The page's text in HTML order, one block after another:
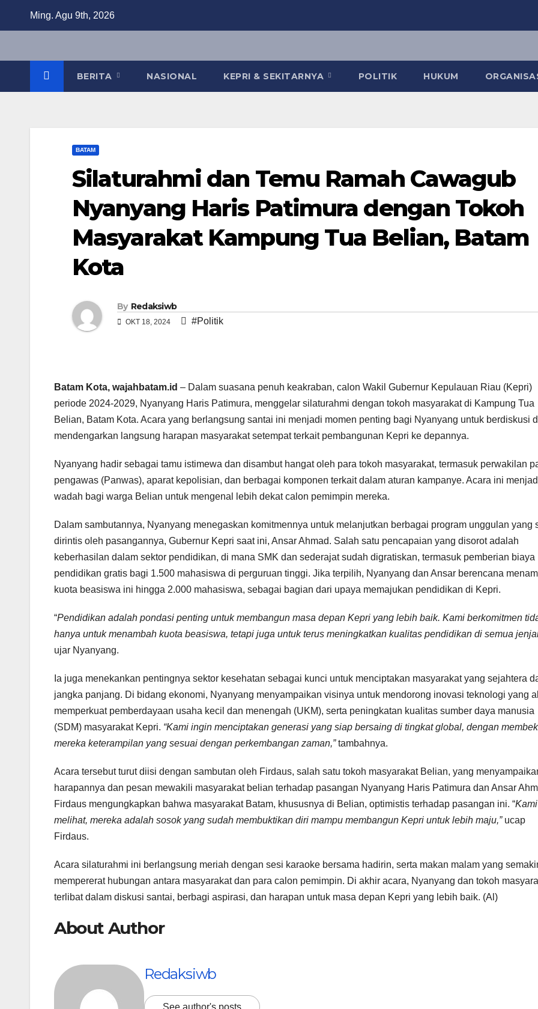
Ming. Agu 9th, 2026
BERITA NASIONAL KEPRI & SEKITARNYA POLITIK HUKUM
BATAM
Silaturahmi dan Temu Ramah Cawagub
Nyanyang Haris Patimura dengan Tokoh
Masyarakat Kampung Tua Belian, Batam
Kota
By Redaksiwb
OKT 18, 2024 #Politik
Batam Kota, wajahbatam.id – Dalam suasana penuh keakraban, calon Wakil Gubernur Kepulauan Riau (Kepri)
periode 2024-2029, Nyanyang Haris Patimura, menggelar silaturahmi dengan tokoh masyarakat di Kampung Tua
Belian, Batam Kota. Acara yang berlangsung santai ini menjadi momen penting bagi Nyanyang untuk berdiskusi
mendengarkan langsung harapan masyarakat setempat terkait pembangunan Kepri ke depannya.
Nyanyang hadir sebagai tamu istimewa dan disambut hangat oleh para tokoh masyarakat, termasuk perwakilan
pengawas (Panwas), aparat kepolisian, dan berbagai komponen terkait dalam aturan kampanye. Acara ini
wadah bagi warga Belian untuk mengenal lebih dekat calon pemimpin mereka.
Dalam sambutannya, Nyanyang menegaskan komitmennya untuk melanjutkan berbagai program unggulan yang
dirintis oleh pasangannya, Gubernur Kepri saat ini, Ansar Ahmad. Salah satu pencapaian yang disorot adalah
keberhasilan dalam sektor pendidikan, di mana SMK dan sederajat sudah digratiskan, termasuk pemberian biaya
pendidikan gratis bagi 1.500 mahasiswa di perguruan tinggi. Jika terpilih, Nyanyang dan Ansar berencana
kuota beasiswa ini hingga 2.000 mahasiswa, sebagai bagian dari upaya memajukan pendidikan di Kepri.
“Pendidikan adalah pondasi penting untuk membangun masa depan Kepri yang lebih baik. Kami berkomitmen
hanya untuk menambah kuota beasiswa, tetapi juga untuk terus meningkatkan kualitas pendidikan di semua
ujar Nyanyang.
Ia juga menekankan pentingnya sektor kesehatan sebagai kunci untuk menciptakan masyarakat yang sejahtera
jangka panjang. Di bidang ekonomi, Nyanyang menyampaikan visinya untuk mendorong inovasi teknologi yang
memperkuat pemberdayaan usaha kecil dan menengah (UKM), serta peningkatan kualitas sumber daya manusia
(SDM) masyarakat Kepri. “Kami ingin menciptakan generasi yang siap bersaing di tingkat global, dengan
mereka keterampilan yang sesuai dengan perkembangan zaman,”tambahnya.
Acara tersebut turut diisi dengan sambutan oleh Firdaus, salah satu tokoh masyarakat Belian, yang
harapannya dan pesan mewakili masyarakat belian terhadap pasangan Nyanyang Haris Patimura dan Ansar
Firdaus mengungkapkan bahwa masyarakat Batam, khususnya di Belian, optimistis terhadap pasangan ini. “Kami
melihat, mereka adalah sosok yang sudah membuktikan diri mampu membangun Kepri untuk lebih maju,”ucap
Firdaus.
Acara silaturahmi ini berlangsung meriah dengan sesi karaoke bersama hadirin, serta makan malam yang
mempererat hubungan antara masyarakat dan para calon pemimpin. Di akhir acara, Nyanyang dan tokoh
terlibat dalam diskusi santai, berbagi aspirasi, dan harapan untuk masa depan Kepri yang lebih baik. (Al)
About Author
Redaksiwb
See author's posts